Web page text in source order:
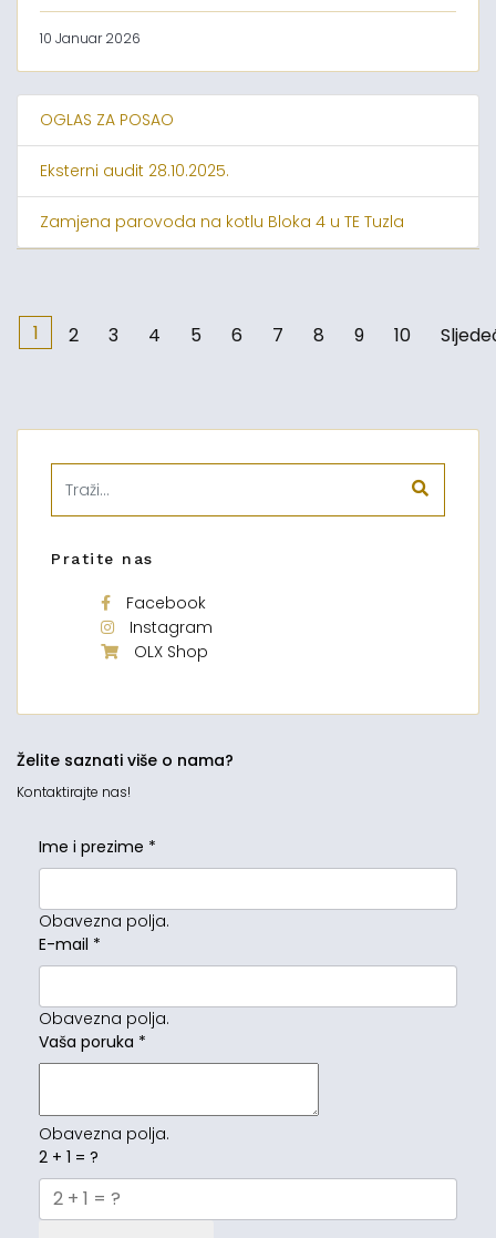
10 Januar 2026
OGLAS ZA POSAO
Eksterni audit 28.10.2025.
Zamjena parovoda na kotlu Bloka 4 u TE Tuzla
1 2 3 4 5 6 7 8 9 10
Pratite nas
Facebook
Instagram
OLX Shop
Želite saznati više o nama?
Kontaktirajte nas!
Ime i prezime *
Obavezna polja.
E-mail *
Obavezna polja.
Vaša poruka *
Obavezna polja.
2 + 1 = ?